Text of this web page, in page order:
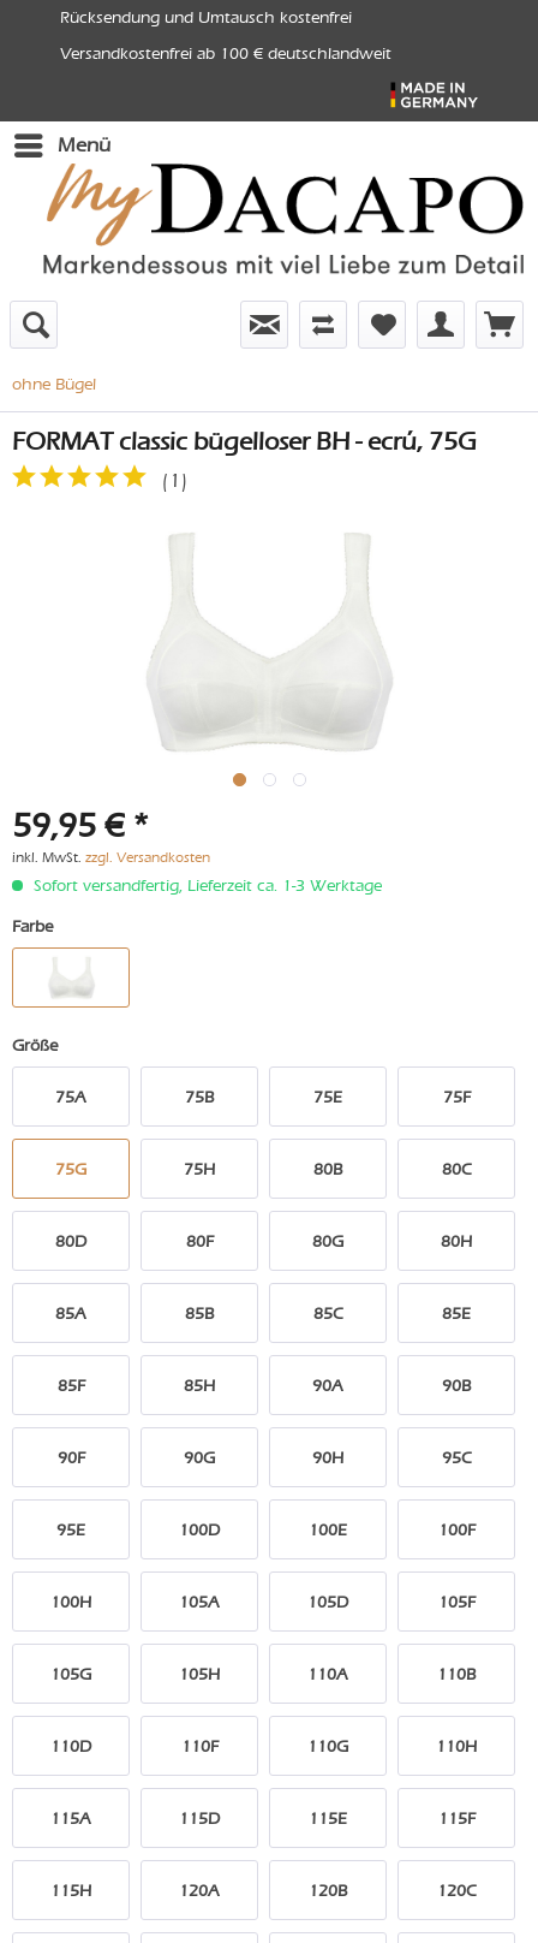
Rücksendung und Umtausch kostenfrei
Versandkostenfrei ab 100 € deutschlandweit
Menü
ohne Bügel
FORMAT classic bügelloser BH - ecrú, 75G
( 1 )
59,95 € *
inkl. MwSt. zzgl. Versandkosten
Sofort versandfertig, Lieferzeit ca. 1-3 Werktage
Farbe
Größe
75A 75B 75E 75F
75G 75H 80B 80C
80D 80F 80G 80H
85A 85B 85C 85E
85F 85H 90A 90B
90F 90G 90H 95C
95E 100D 100E 100F
100H 105A 105D 105F
105G 105H 110A 110B
110D 110F 110G 110H
115A 115D 115E 115F
115H 120A 120B 120C